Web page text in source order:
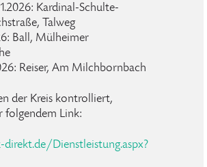
Kardinal-Schulte-
Talweg
Ball, Mülheimer
Reiser, Am Milchbornbach
der Kreis kontrolliert,
folgendem Link:
Dienstleistung.aspx?